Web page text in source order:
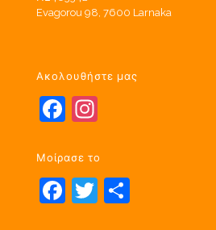
Evagorou 98, 7600 Larnaka
Ακολουθήστε μας
Facebook
Μοίρασε το
Facebook
Twitter